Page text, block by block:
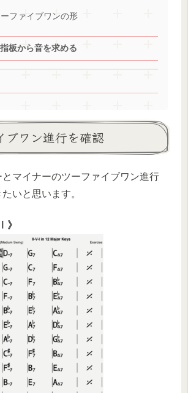
ファイブワンの形
板から音を求める
ブワン進行を確認
とマイナーのツーファイブワン進行
いと思います。
》